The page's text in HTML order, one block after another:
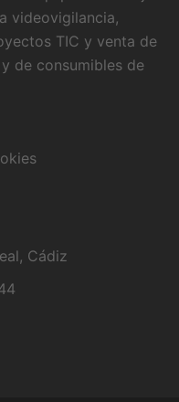
videovigilancia,
TIC y venta de
de consumibles de
Cádiz